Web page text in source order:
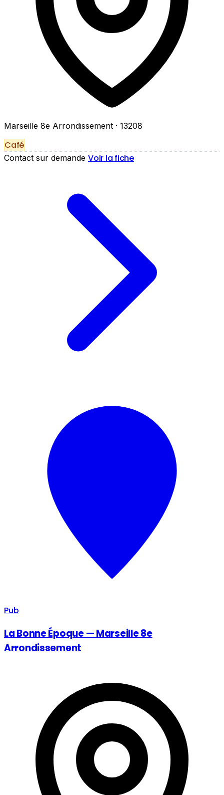
Marseille 8e Arrondissement · 13208
Café
Contact sur demande Voir la fiche
Pub
La Bonne Époque — Marseille 8e
Arrondissement